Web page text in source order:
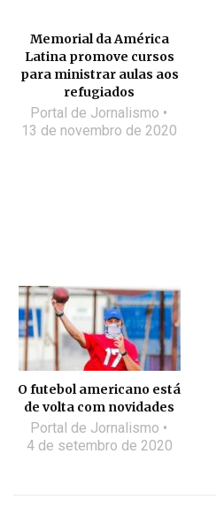
Memorial da América
Latina promove cursos
para ministrar aulas aos
refugiados
Portal de Jornalismo
13 de novembro de 2020
O futebol americano está
de volta com novidades
Portal de Jornalismo
4 de setembro de 2020